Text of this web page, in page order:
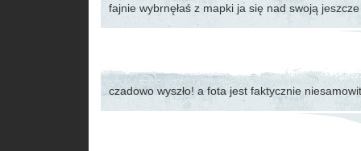
fajnie wybrnęłaś z mapki ja się nad swoją
czadowo wyszło! a fota jest faktycznie